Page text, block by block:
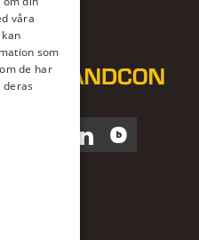
FacebookInstagram
LinkedInBlocket
våra
som
de har